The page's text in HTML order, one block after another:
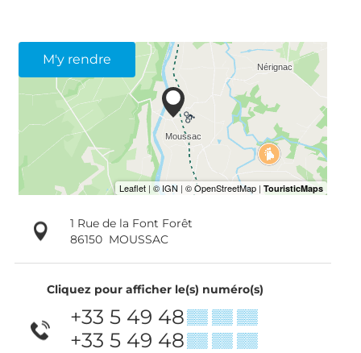
M'y rendre
1 Rue de la Font Forêt
86150 MOUSSAC
Cliquez pour afficher le(s) numéro(s)
+33 5 49 48▒▒ ▒▒ ▒▒
+33 5 49 48▒▒ ▒▒ ▒▒